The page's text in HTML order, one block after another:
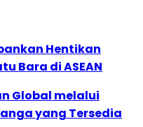
Hentikan
Bara di ASEAN
Global melalui
yang Tersedia